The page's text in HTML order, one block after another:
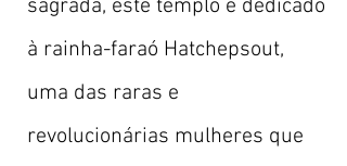
sagrada, este templo é dedicado
à rainha-faraó Hatchepsout,
uma das raras e
revolucionárias mulheres que